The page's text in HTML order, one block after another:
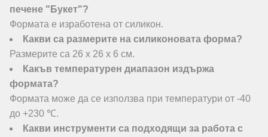
печене "Букет"?
Формата е изработена от силикон.
Какви са размерите на силиконовата форма?
Размерите са 26 х 26 х 6 см.
Какъв температурен диапазон издържа
формата?
Формата може да се използва при температури от -40
до +230 ℃.
Какви инструменти са подходящи за работа с